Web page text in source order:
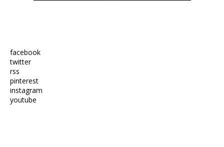
facebook
twitter
rss
pinterest
instagram
youtube